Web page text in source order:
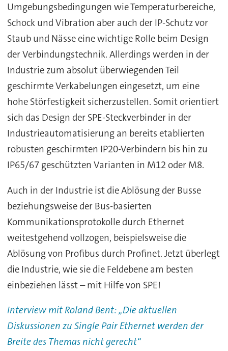
Umgebungsbedingungen wie Temperaturbereiche,
Schock und Vibration aber auch der IP-Schutz vor
Staub und Nässe eine wichtige Rolle beim Design
der Verbindungstechnik. Allerdings werden in der
Industrie zum absolut überwiegenden Teil
geschirmte Verkabelungen eingesetzt, um eine
hohe Störfestigkeit sicherzustellen. Somit orientiert
sich das Design der SPE-Steckverbinder in der
Industrieautomatisierung an bereits etablierten
robusten geschirmten IP20-Verbindern bis hin zu
IP65/67 geschützten Varianten in M12 oder M8.
Auch in der Industrie ist die Ablösung der Busse
beziehungsweise der Bus-basierten
Kommunikationsprotokolle durch Ethernet
weitestgehend vollzogen, beispielsweise die
Ablösung von Profibus durch Profinet. Jetzt überlegt
die Industrie, wie sie die Feldebene am besten
einbeziehen lässt – mit Hilfe von SPE!
Interview mit Roland Bent: „Die aktuellen
Diskussionen zu Single Pair Ethernet werden der
Breite des Themas nicht gerecht“